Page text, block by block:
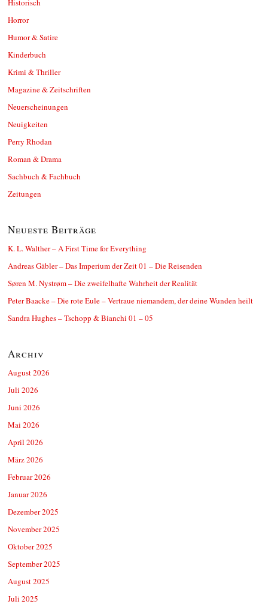
Historisch
Horror
Humor & Satire
Kinderbuch
Krimi & Thriller
Magazine & Zeitschriften
Neuerscheinungen
Neuigkeiten
Perry Rhodan
Roman & Drama
Sachbuch & Fachbuch
Zeitungen
Neueste Beiträge
K. L. Walther – A First Time for Everything
Andreas Gäbler – Das Imperium der Zeit 01 – Die Reisenden
Søren M. Nystrøm – Die zweifelhafte Wahrheit der Realität
Peter Baacke – Die rote Eule – Vertraue niemandem, der deine Wunden heilt
Sandra Hughes – Tschopp & Bianchi 01 – 05
Archiv
August 2026
Juli 2026
Juni 2026
Mai 2026
April 2026
März 2026
Februar 2026
Januar 2026
Dezember 2025
November 2025
Oktober 2025
September 2025
August 2025
Juli 2025